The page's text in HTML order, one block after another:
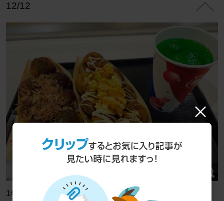
12/12
1年間自分へのご褒美として銀だこ2個注文したった( *´艸